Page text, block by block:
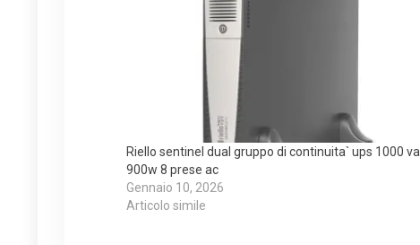
Riello sentinel dual gruppo di continuita` ups 1000 va
900w 8 prese ac
Gennaio 10, 2026
Articolo simile